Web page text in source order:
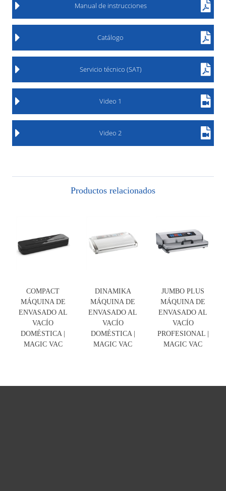
Manual de instrucciones
Catálogo
Servicio técnico (SAT)
Video 1
Video 2
Productos relacionados
COMPACT
MÁQUINA DE
ENVASADO AL
VACÍO
DOMÉSTICA |
MAGIC VAC
DINAMIKA
MÁQUINA DE
ENVASADO AL
VACÍO
DOMÉSTICA |
MAGIC VAC
JUMBO PLUS
MÁQUINA DE
ENVASADO AL
VACÍO
PROFESIONAL |
MAGIC VAC